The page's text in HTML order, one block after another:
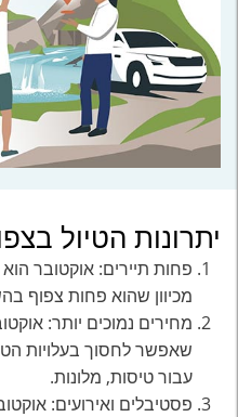
יתרונות הטיול
פחות תיירים: אוקטובר
מכיוון שהוא פחות צפוף
מחירים נמוכים יותר:
שאפשר לחסוך בעלויות
עבור טיסות, מלונות.
פסטיבלים ואירועים: